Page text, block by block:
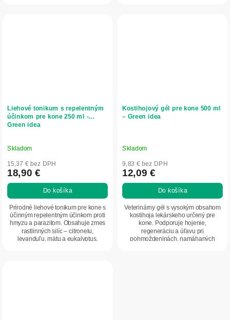
Liehové tonikum s repelentným
účinkom pre kone 250 ml -
Green idea
Skladom
15,37 € bez DPH
18,90 €
Do košíka
Prírodné liehové tonikum pre kone s
účinným repelentným účinkom proti
hmyzu a parazitom. Obsahuje zmes
rastlinných silíc – citronelu,
levanduľu, mätu a eukalyptus.
Kostihojový gél pre kone 500 ml
– Green idea
Skladom
9,83 € bez DPH
12,09 €
Do košíka
Veterinárny gél s vysokým obsahom
kostihoja lekárskeho určený pre
kone. Podporuje hojenie,
regeneráciu a úľavu pri
pohmoždeninách, namáhaných